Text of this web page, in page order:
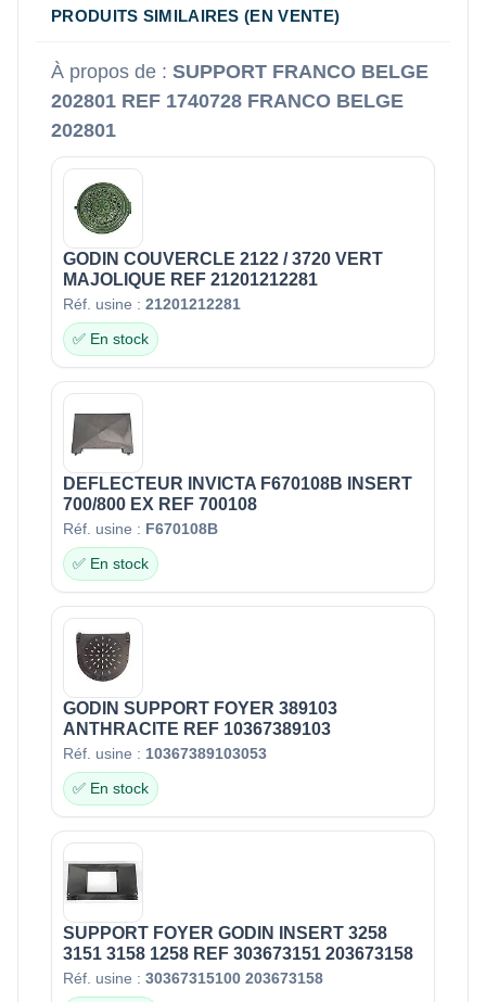
PRODUITS SIMILAIRES (EN VENTE)
À propos de : SUPPORT FRANCO BELGE
202801 REF 1740728 FRANCO BELGE
202801
GODIN COUVERCLE 2122 / 3720 VERT
MAJOLIQUE REF 21201212281
Réf. usine : 21201212281
✅ En stock
DEFLECTEUR INVICTA F670108B INSERT
700/800 EX REF 700108
Réf. usine : F670108B
✅ En stock
GODIN SUPPORT FOYER 389103
ANTHRACITE REF 10367389103
Réf. usine : 10367389103053
✅ En stock
SUPPORT FOYER GODIN INSERT 3258
3151 3158 1258 REF 303673151 203673158
Réf. usine : 30367315100 203673158